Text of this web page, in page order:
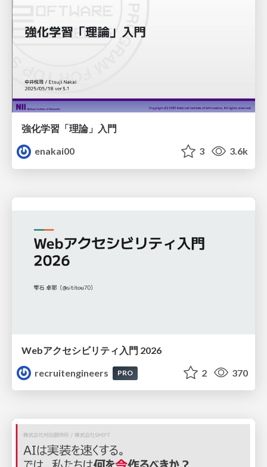
強化学習「理論」入門
enakai00
3 3.6k
Webアクセシビリティ入門 2026
recruitengineers
PRO 2 370